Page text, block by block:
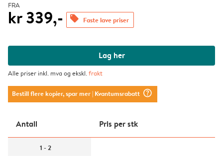
FRA
kr 339,- offers Faste lave priser
Lag her
Alle priser inkl. mva og ekskl.frakt
Bestill flere kopier, spar mer| Kvantumsrabatt question_mark_circle
Antall Pris per stk
1 - 2